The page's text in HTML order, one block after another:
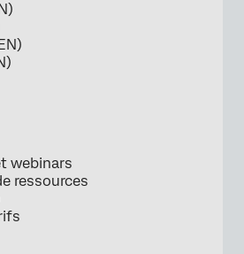
webinars
ressources